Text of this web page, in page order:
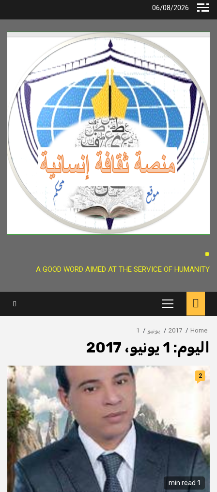
Skip
06/08/2026
.
A GOOD WORD AIMED AT THE SERVICE OF HUMANITY
Primary
Menu
Home
2017 يونيو 1
اليوم: 1 يونيو، 2017
1 min read
2